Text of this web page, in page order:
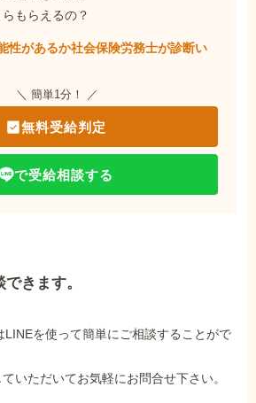
もらえるの？
性があるか社会保険労務士が診断い
＼ 簡単1分！ ／
無料受給判定
で受給相談する
きます。
LINEを使って簡単にご相談することがで
いただいてお気軽にお問合せ下さい。